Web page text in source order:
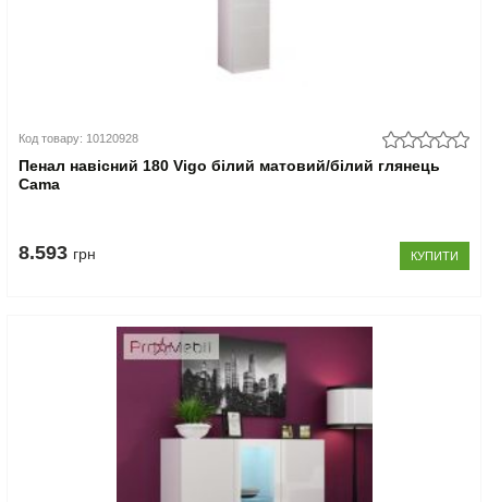
Код товару: 10120928
Пенал навісний 180 Vigo білий матовий/білий глянець
Cama
8.593 грн КУПИТИ